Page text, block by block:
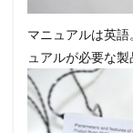
マニュアルは英
ュアルが必要な製